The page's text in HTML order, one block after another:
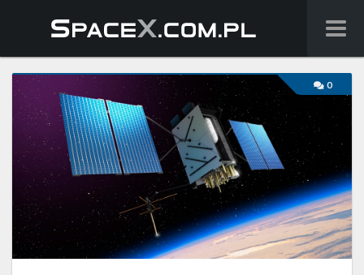
Wiadomości
Baza wiedzy
Starlink
Starship
Lista startów
Na żywo
0